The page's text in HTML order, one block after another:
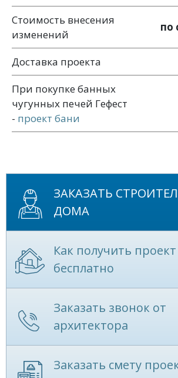
Стоимость внесения
изменений
по
Доставка проекта
При покупке банных
чугунных печей Гефест
- проект бани
ЗАКАЗАТЬ
ДОМА
Как получить проект
бесплатно
Заказать звонок от
архитектора
Заказать смету